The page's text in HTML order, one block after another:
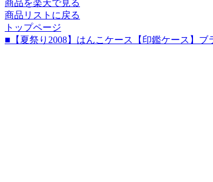
商品を楽天で見る
商品リストに戻る
トップページ
■【夏祭り2008】はんこケース【印鑑ケース】